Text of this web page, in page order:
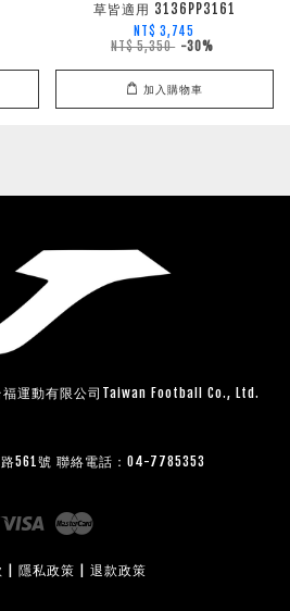
草皆適用 3136PP3161
NT$ 3,745
NT$ 5,350 -30%
加入購物車
運動有限公司Taiwan Football Co., Ltd.
561號 聯絡電話：04-7785353
Visa
隱私政策 退款政策